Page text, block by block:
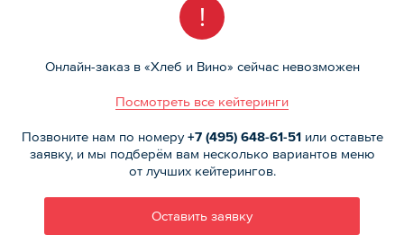
!
Онлайн-заказ в «Хлеб и Вино» сейчас невозможен
Посмотреть все кейтеринги
Позвоните нам по номеру+7 (495) 648-61-51или оставьте
заявку, и мы подберём вам несколько вариантов меню
от лучших кейтерингов.
Оставить заявку